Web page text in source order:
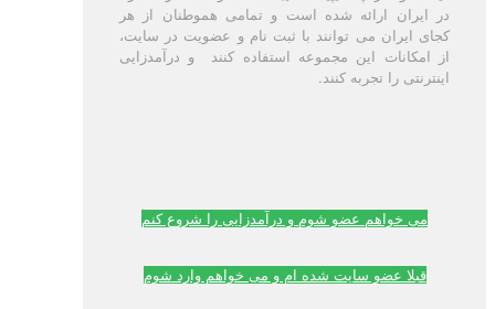
در ایران ارائه شده است و تمامی هموطنان از هر
کجای ایران می توانند با ثبت نام و عضویت در سایت،
از امکانات این مجموعه استفاده کنند و درآمدزایی
اینترنتی را تجربه کنند.
می خواهم عضو شوم و درآمدزایی را شروع کنم
قبلا عضو سایت شده ام و می خواهم وارد شوم